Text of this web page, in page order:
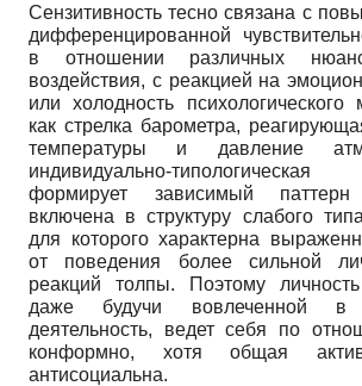
Сензитивность тесно связана с
дифференцированной
в отношении различных
воздействия, с реакцией на
или холодность психологического
как стрелка барометра,
температуры и давление
индивидуально-типологическая
формирует зависимый
включена в структуру слабого
для которого характерна
от поведения более сильной
реакций толпы. Поэтому
даже будучи вовлеченной в
деятельность, ведет себя по
конформно, хотя общая
антисоциальна.